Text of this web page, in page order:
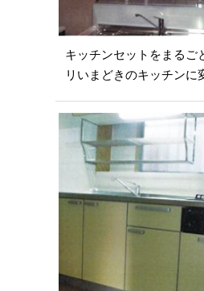
キッチンセットをまるご
リいまどきのキッチンに